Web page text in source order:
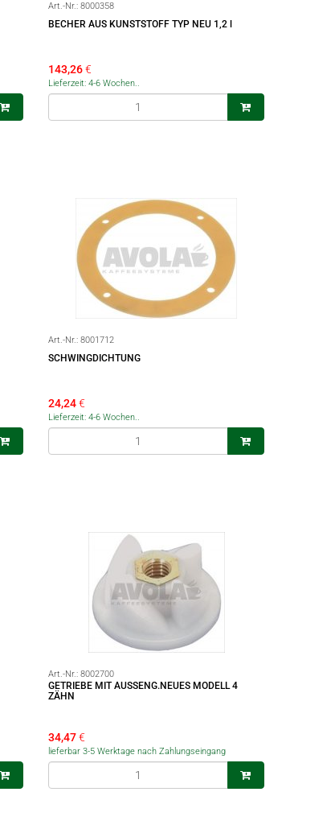
Art.-Nr.: 8000358
BECHER AUS KUNSTSTOFF TYP NEU 1,2 l
143,26€
Lieferzeit: 4-6 Wochen..
Art.-Nr.: 8001712
SCHWINGDICHTUNG
24,24€
Lieferzeit: 4-6 Wochen..
Art.-Nr.: 8002700
GETRIEBE MIT AUSSENG.NEUES MODELL 4
ZÄHN
34,47€
lieferbar 3-5 Werktage nach Zahlungseingang